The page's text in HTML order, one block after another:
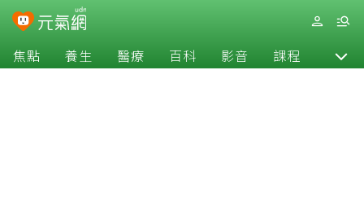
焦點 養生 醫療 百科 影音 課程 退休